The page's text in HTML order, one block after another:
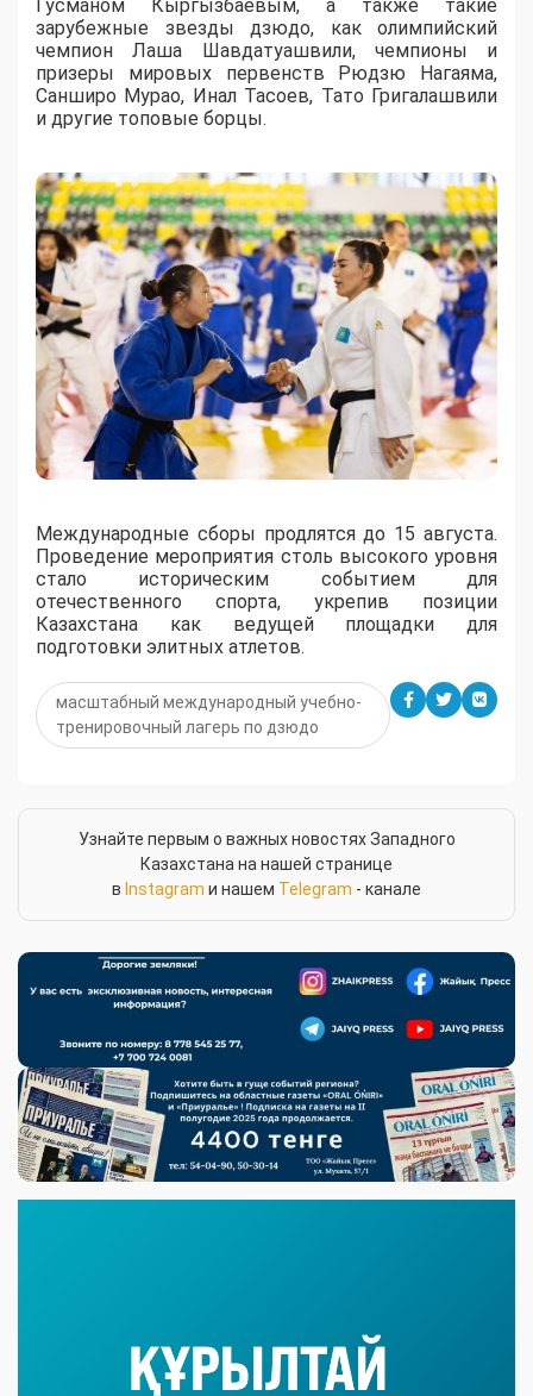
Гусманом Кыргызбаевым, а также такие
зарубежные звезды дзюдо, как олимпийский
чемпион Лаша Шавдатуашвили, чемпионы и
призеры мировых первенств Рюдзю Нагаяма,
Санширо Мурао, Инал Тасоев, Тато Григалашвили
и другие топовые борцы.
Международные сборы продлятся до 15 августа.
Проведение мероприятия столь высокого уровня
стало историческим событием для
отечественного спорта, укрепив позиции
Казахстана как ведущей площадки для
подготовки элитных атлетов.
масштабный международный учебно-
тренировочный лагерь по дзюдо
Узнайте первым о важных новостях Западного
Казахстана на нашей странице
в Instagram и нашем Telegram - канале